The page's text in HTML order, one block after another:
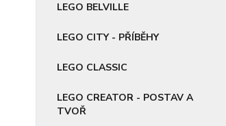
LEGO BELVILLE
LEGO CITY - PŘÍBĚHY
LEGO CLASSIC
LEGO CREATOR - POSTAV A
TVOŘ